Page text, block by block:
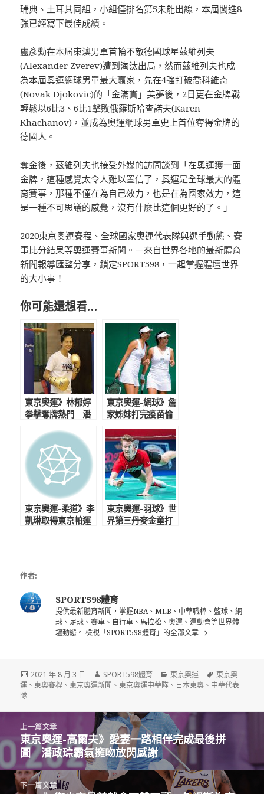
瑞典、土耳其同組，小組僅排名第5未能出線，本屆闖進8
強已經寫下最佳成績。
盧彥勳在本屆東澳男單首輪不敵德國球星茲維列夫
(Alexander Zverev)遭到淘汰出局，然而茲維列夫也成
為本屆奧運網球男單最大贏家，先在4強打破喬科維奇
(Novak Djokovic)的「金滿貫」美夢後，2日更在金牌戰
輕鬆以6比3、6比1擊敗俄羅斯哈查諾夫(Karen
Khachanov)，並成為奧運網球男單史上首位奪得金牌的
德國人。
奪金後，茲維列夫也接受外媒的訪問談到「在奧運獲一面
金牌，這種感覺太令人難以置信了，奧運是全球最大的體
育賽事，那種不僅在為自己效力，也是在為國家效力，這
是一種不可思議的感覺，沒有什麼比這個更好的了。」
2020東京奧運賽程、全球國家奧運代表隊與選手動態、賽
事比分結果等奧運賽事新聞。－來自世界各地的最新體育
新聞報導匯整分享，鎖定SPORT598 ，一起掌握體壇世界
的大小事！
你可能還想看…
東京奧運》林郁婷
拳擊奪牌熱門 潘
高球歷史首牌
東京奧運-網球》詹
家姊妹打完疫苗倫
隊戰袍是巨大榮幸
東京奧運-柔道》李
凱琳取得東京帕運
東京奧運-羽球》世
界第三丹麥金童打
作者:
SPORT598體育
提供最新體育新聞，掌握NBA、MLB、中華職棒、籃球、網
球、足球、賽車、自行車、馬拉松、奧運、運動會等世界體
壇動態。檢視「SPORT598體育」的全部文章
發
佈
2021 年 8 月 3 日
作
者
SPORT598體育
分
類
東京奧運
標
籤
東京奧
運 、東奧賽程 、東京奧運新聞 、東京奧運中華隊 、 日本東奧 、 中華代表
隊
導
覽
上一篇文章
上
一
篇
文
東京奧運-高爾夫》愛妻一路相伴完成最後拼
圖 潘政琮霸氣擁吻放閃感謝
下一篇文章